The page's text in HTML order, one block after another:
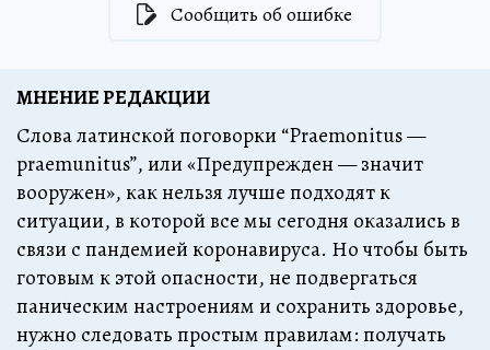
Сообщить об ошибке
МНЕНИЕ РЕДАКЦИИ
Слова латинской поговорки “Praemonitus —
praemunitus”, или «Предупрежден — значит
вооружен», как нельзя лучше подходят к
ситуации, в которой все мы сегодня оказались в
связи с пандемией коронавируса. Но чтобы быть
готовым к этой опасности, не подвергаться
паническим настроениям и сохранить здоровье,
нужно следовать простым правилам: получать